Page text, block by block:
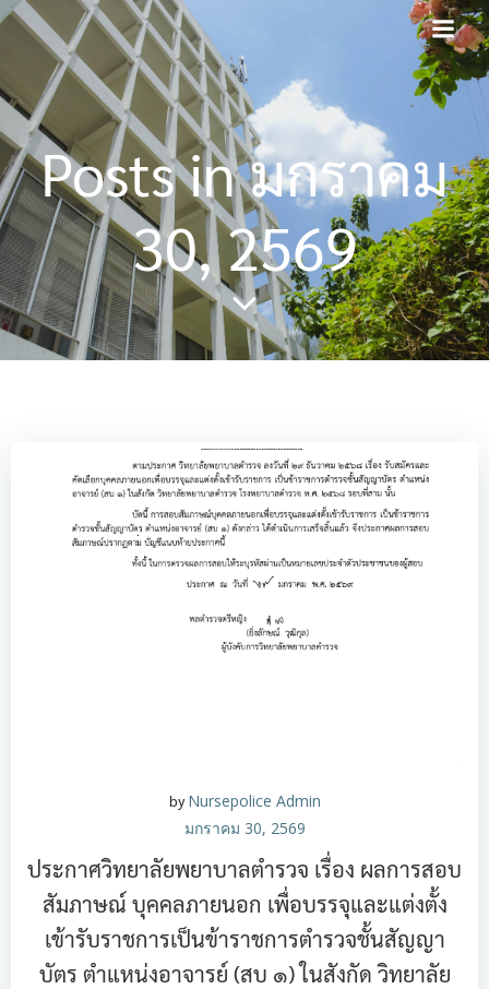
content
Posts in มกราคม
30, 2569
byNursepolice Admin
มกราคม 30, 2569
ประกาศวิทยาลัยพยาบาลตำรวจ เรื่อง ผลการสอบ
สัมภาษณ์ บุคคลภายนอก เพื่อบรรจุและแต่งตั้ง
เข้ารับราชการเป็นข้าราชการตำรวจชั้นสัญญา
บัตร ตำแหน่งอาจารย์ (สบ ๑) ในสังกัด วิทยาลัย